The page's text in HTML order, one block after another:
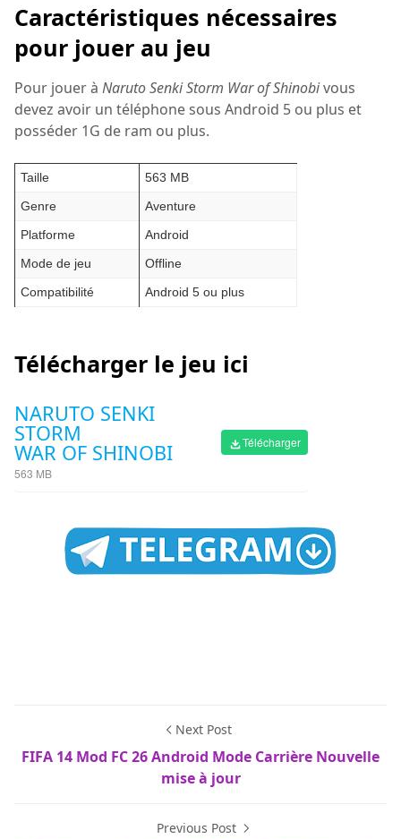
Caractéristiques nécessaires
pour jouer au jeu
Pour jouer à Naruto Senki Storm War of Shinobivous
devez avoir un téléphone sous Android 5 ou plus et
posséder 1G de ram ou plus.
Taille
563 MB
Genre
Aventure
Platforme
Android
Mode de jeu
Offline
Compatibilité
Android 5 ou plus
Télécharger le jeu ici
NARUTO SENKI
STORM
WAR OF SHINOBI
563 MB
Télécharger
Next Post
FIFA 14 Mod FC 26 Android Mode Carrière Nouvelle
mise à jour
Previous Post